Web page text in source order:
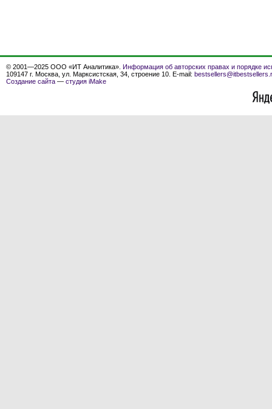
© 2001—2025 ООО «ИТ Аналитика». Информация об авторских правах и порядке
109147 г. Москва, ул. Марксистская, 34, строение 10. E-mail:
Создание сайта — студия iMake